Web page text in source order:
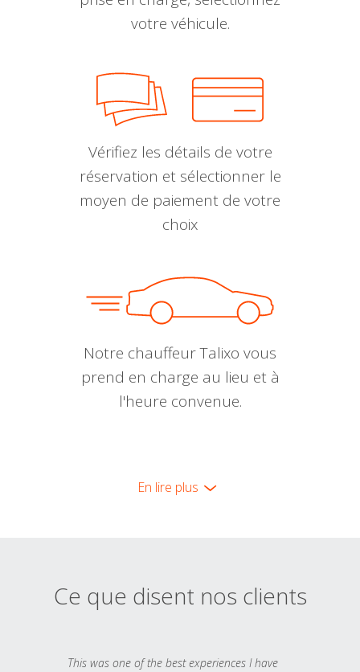
votre véhicule.
Vérifiez les détails de votre
réservation et sélectionner le
moyen de paiement de votre
choix
Notre chauffeur Talixo vous
prend en charge au lieu et à
l'heure convenue.
En lire plus
Ce que disent nos clients
This was one of the best experiences I have